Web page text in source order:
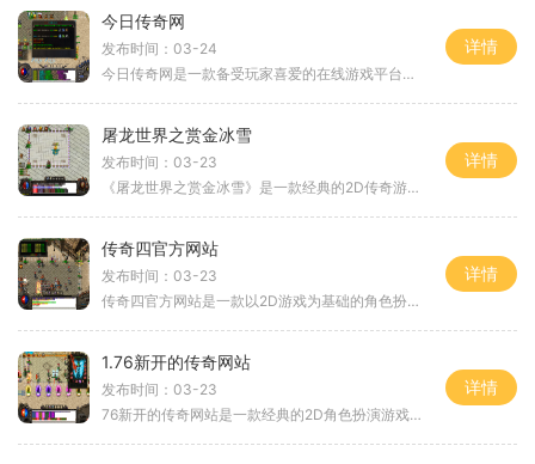
今日传奇网
发布时间：03-24
今日传奇网是一款备受玩家喜爱的在线游戏平台，致力于为玩家提供刺激、多样化的游戏体验。在今日传奇网上，你可以沉浸于无尽的战斗和冒险之中，感受独特的游戏乐趣。我们来介
详情
屠龙世界之赏金冰雪
发布时间：03-23
《屠龙世界之赏金冰雪》是一款经典的2D传奇游戏，它采用了角色扮演的方式，让玩家能够体验到丰富多样的游戏内容。本文将为大家详细介绍这款游戏的具体玩法。《屠龙世界之赏金冰
详情
传奇四官方网站
发布时间：03-23
传奇四官方网站是一款以2D游戏为基础的角色扮演游戏。该游戏是一个真正的MMORPG（即大型多人在线角色扮演游戏），提供了一个广阔的虚拟世界供玩家们探索和冒险。作为一款万人在线
详情
1.76新开的传奇网站
发布时间：03-23
76新开的传奇网站是一款经典的2D角色扮演游戏，以其丰富的玩法和万人在线的特点而备受玩家们的喜爱。无论是那些对传奇游戏情有独钟的老玩家，还是新人玩家都能在这个充满挑战和
详情